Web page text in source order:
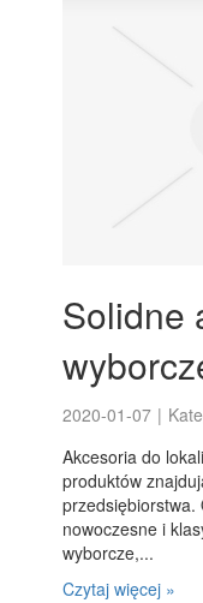
Solidne
2020-01-07 |
Akcesoria do
produktów
przedsiębiorstwa.
nowoczesne i
wyborcze,...
Czytaj więcej »